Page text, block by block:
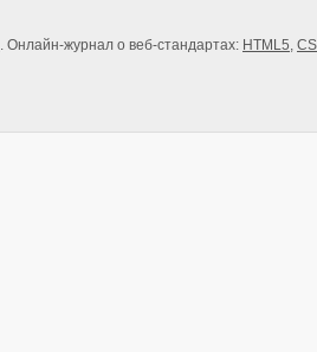
. Онлайн-журнал о веб-стандартах: HTML5,